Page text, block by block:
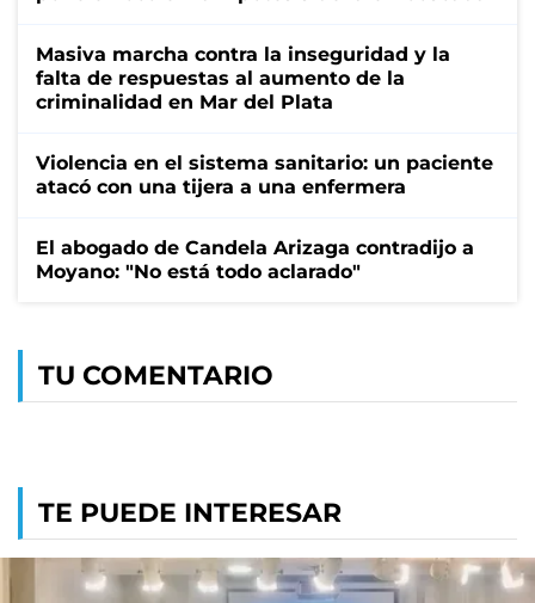
Masiva marcha contra la inseguridad y la
falta de respuestas al aumento de la
criminalidad en Mar del Plata
Violencia en el sistema sanitario: un paciente
atacó con una tijera a una enfermera
El abogado de Candela Arizaga contradijo a
Moyano: "No está todo aclarado"
TU COMENTARIO
TE PUEDE INTERESAR